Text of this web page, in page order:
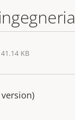
KB
version)